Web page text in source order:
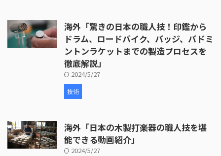
海外「驚きの日本の職人技！印鑑から
ドラム、ロードバイク、バッジ、バドミ
ントンラケットまでの製造プロセスを
徹底解説」
2024/5/27
技術
海外「日本の木製打楽器の職人技を堪
能できる動画紹介」
2024/5/27